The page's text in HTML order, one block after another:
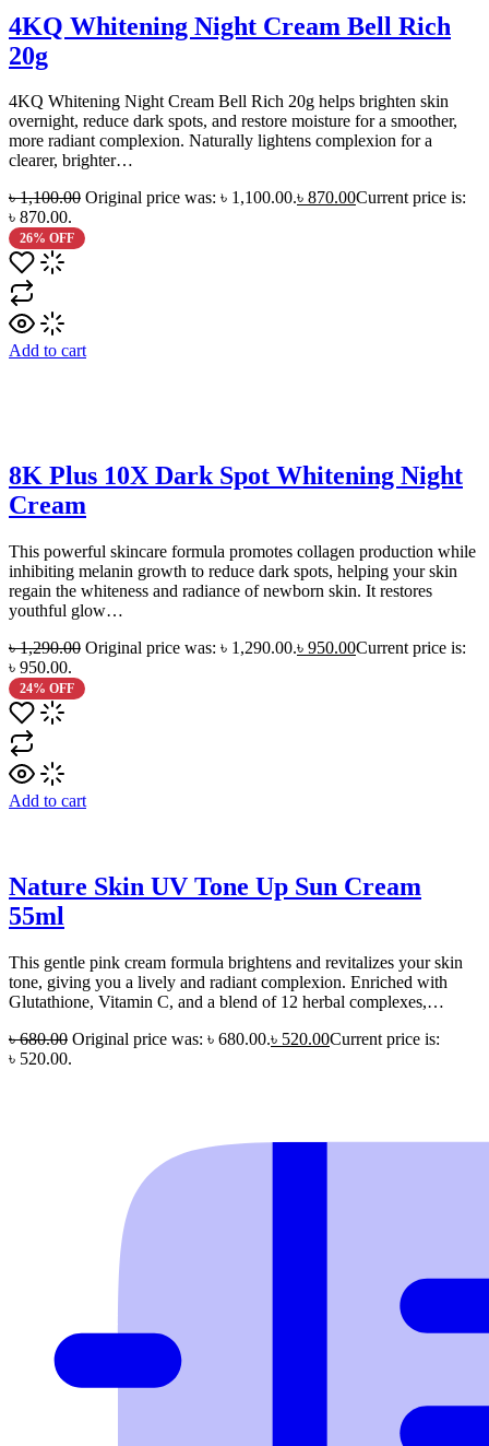
4KQ Whitening Night Cream Bell Rich
20g
4KQ Whitening Night Cream Bell Rich 20g helps brighten skin
overnight, reduce dark spots, and restore moisture for a smoother,
more radiant complexion. Naturally lightens complexion for a
clearer, brighter…
৳1,100.00 Original price was: ৳ 1,100.00.৳ 870.00Current price is:
৳ 870.00.
26% OFF
Add to cart
8K Plus 10X Dark Spot Whitening Night
Cream
This powerful skincare formula promotes collagen production while
inhibiting melanin growth to reduce dark spots, helping your skin
regain the whiteness and radiance of newborn skin. It restores
youthful glow…
৳1,290.00 Original price was: ৳ 1,290.00.৳ 950.00Current price is:
৳ 950.00.
24% OFF
Add to cart
Nature Skin UV Tone Up Sun Cream
55ml
This gentle pink cream formula brightens and revitalizes your skin
tone, giving you a lively and radiant complexion. Enriched with
Glutathione, Vitamin C, and a blend of 12 herbal complexes,…
৳680.00 Original price was: ৳ 680.00.৳ 520.00Current price is:
৳ 520.00.